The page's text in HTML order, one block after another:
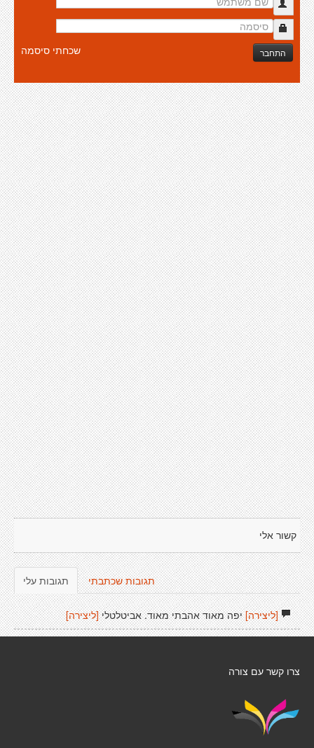
התחבר שכחתי סיסמה
קשור אלי
תגובות עלי תגובות שכתבתי
[ליצירה]יפה מאוד אהבתי מאוד. אביטלטלי [ליצירה]
צרו קשר עם צורה